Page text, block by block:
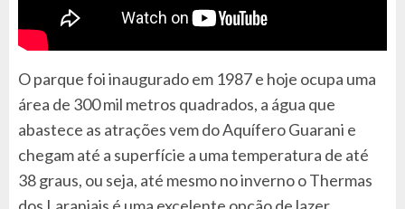
O parque foi inaugurado em 1987 e hoje ocupa uma
área de 300 mil metros quadrados, a água que
abastece as atrações vem do Aquífero Guarani e
chegam até a superfície a uma temperatura de até
38 graus, ou seja, até mesmo no inverno o Thermas